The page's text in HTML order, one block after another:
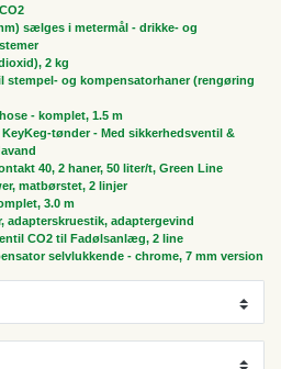
sælges i metermål - drikke- og
2 kg
stempel- og kompensatorhaner (rengøring
- komplet, 1.5 m
tønder - Med sikkerhedsventil &
40, 2 haner, 50 liter/t, Green Line
matbørstet, 2 linjer
3.0 m
adapterskruestik, adaptergevind
CO2 til Fadølsanlæg, 2 line
selvlukkende - chrome, 7 mm version